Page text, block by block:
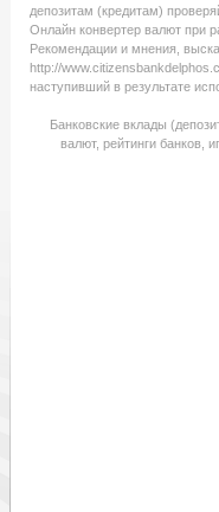
депозитам (кредитам)
Онлайн конвертер валют при
Рекомендации и мнения,
http://
наступивший в результате
Банковские вклады
валют, рейтинги банков,